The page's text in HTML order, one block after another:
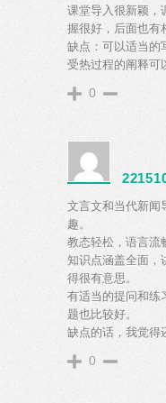
课堂导入很新颖，
握很好，后面也有
缺点：可以适当的
受热过程的阐释可
0
文言文和当代新闻
趣。
教态轻松，语言流
知识点涵盖全面，
得很有意思。
有适当的提问和练
题也比较好。
缺点的话，我觉得
0